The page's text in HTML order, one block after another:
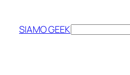
contenuto
SIAMO GEEKCerca